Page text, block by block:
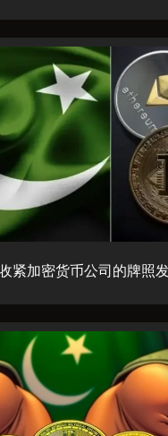
紧加密货币公司的牌照